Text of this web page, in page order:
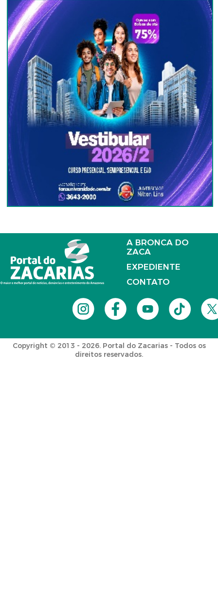
A BRONCA DO
ZACA
EXPEDIENTE
CONTATO
Copyright © 2013 - 2026. Portal do Zacarias - Todos os
direitos reservados.